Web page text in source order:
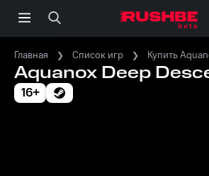
Главная Список игр Купить
Aquanox Deep
16+